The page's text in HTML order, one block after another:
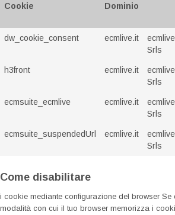
Cookie Dominio
dw_cookie_consent ecmlive.it
ecmlive
Srls
h3front ecmlive.it
ecmlive
Srls
ecmsuite_ecmlive ecmlive.it
ecmlive
Srls
ecmsuite_suspendedUrl ecmlive.it
ecmlive
Srls
Come disabilitare
i cookie mediante configurazione del browser
modalità con cui il tuo browser memorizza i